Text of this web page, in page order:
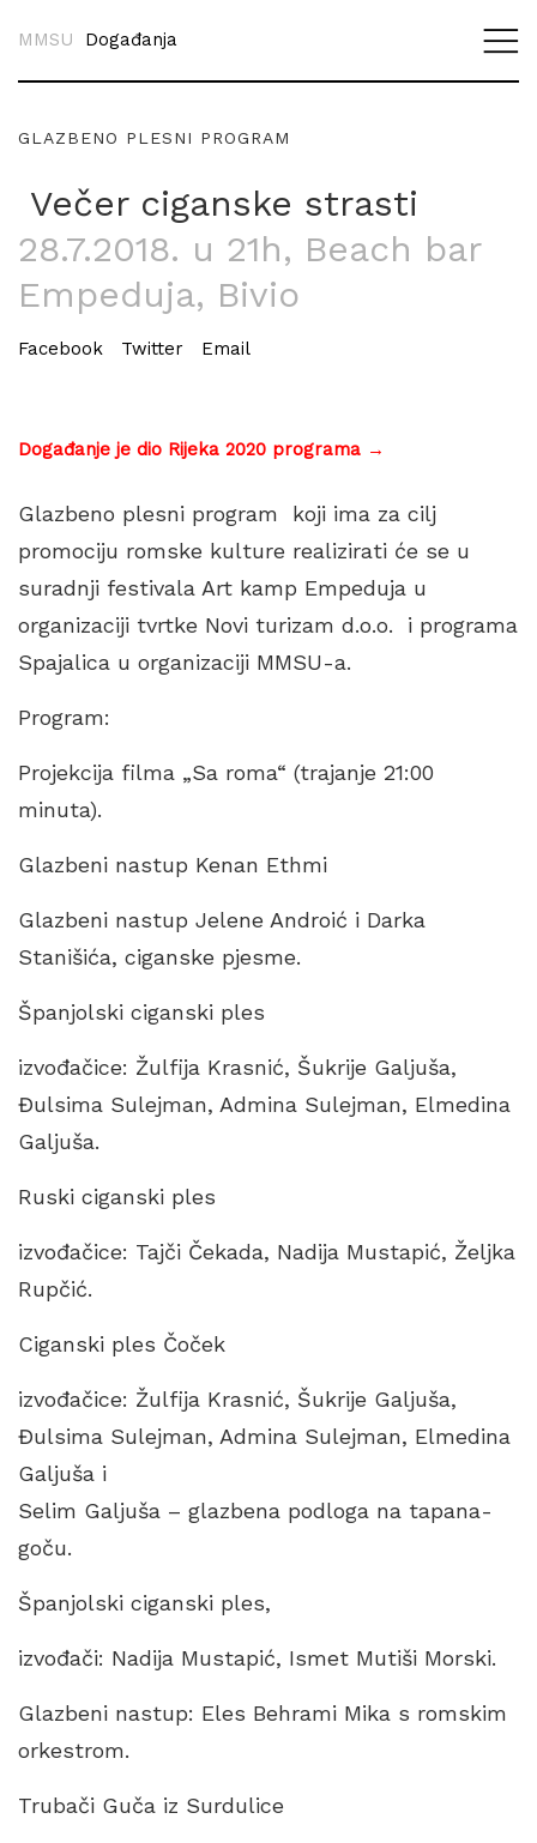
MMSU Događanja
GLAZBENO PLESNI PROGRAM
Večer ciganske strasti
28.7.2018. u 21h, Beach bar
Empeduja, Bivio
Facebook Twitter Email
Događanje je dio Rijeka 2020 programa →
Glazbeno plesni program koji ima za cilj
promociju romske kulture realizirati će se u
suradnji festivala Art kamp Empeduja u
organizaciji tvrtke Novi turizam d.o.o. i programa
Spajalica u organizaciji MMSU-a.
Program:
Projekcija filma „Sa roma“ (trajanje 21:00
minuta).
Glazbeni nastup Kenan Ethmi
Glazbeni nastup Jelene Androić i Darka
Stanišića, ciganske pjesme.
Španjolski ciganski ples
izvođačice: Žulfija Krasnić, Šukrije Galjuša,
Đulsima Sulejman, Admina Sulejman, Elmedina
Galjuša.
Ruski ciganski ples
izvođačice: Tajči Čekada, Nadija Mustapić, Željka
Rupčić.
Ciganski ples Čoček
izvođačice: Žulfija Krasnić, Šukrije Galjuša,
Đulsima Sulejman, Admina Sulejman, Elmedina
Galjuša i
Selim Galjuša – glazbena podloga na tapana-
goču.
Španjolski ciganski ples,
izvođači: Nadija Mustapić, Ismet Mutiši Morski.
Glazbeni nastup: Eles Behrami Mika s romskim
orkestrom.
Trubači Guča iz Surdulice